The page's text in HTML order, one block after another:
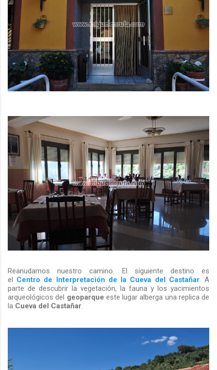
Reanudamos nuestro camino. El siguiente destino es
el Centro de Interpretación de la Cueva del Castañar. A
parte de descubrir la vegetación, la fauna y los yacimientos
arqueológicos del geoparque este lugar alberga una replica de
la Cueva del Castañar